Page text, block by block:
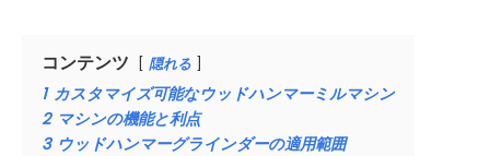
コンテンツ 隠れる
1 カスタマイズ可能なウッドハンマーミルマシン
2 マシンの機能と利点
3 ウッドハンマーグラインダーの適用範囲